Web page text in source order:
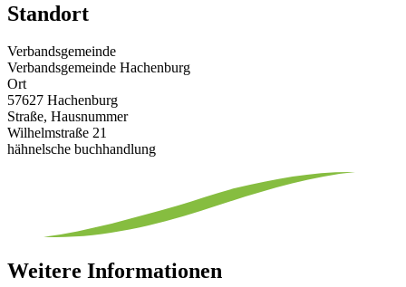
Standort
Verbandsgemeinde
Verbandsgemeinde Hachenburg
Ort
57627 Hachenburg
Straße, Hausnummer
Wilhelmstraße 21
hähnelsche buchhandlung
Weitere Informationen